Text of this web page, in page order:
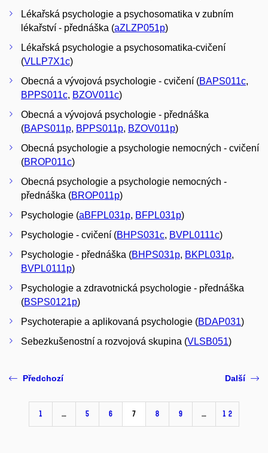
Lékařská psychologie a psychosomatika v zubním
lékařství - přednáška (aZLZP051p)
Lékařská psychologie a psychosomatika-cvičení
(VLLP7X1c)
Obecná a vývojová psychologie - cvičení (BAPS011c,
BPPS011c, BZOV011c)
Obecná a vývojová psychologie - přednáška
(BAPS011p, BPPS011p, BZOV011p)
Obecná psychologie a psychologie nemocných - cvičení
(BROP011c)
Obecná psychologie a psychologie nemocných -
přednáška (BROP011p)
Psychologie (aBFPL031p, BFPL031p)
Psychologie - cvičení (BHPS031c, BVPL0111c)
Psychologie - přednáška (BHPS031p, BKPL031p,
BVPL0111p)
Psychologie a zdravotnická psychologie - přednáška
(BSPS0121p)
Psychoterapie a aplikovaná psychologie (BDAP031)
Sebezkušenostní a rozvojová skupina (VLSB051)
Předchozí
1 … 5 6 7 8 9 … 12
Další